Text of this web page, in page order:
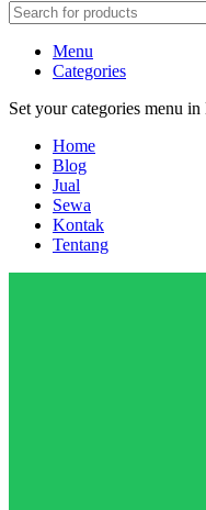
Menu
Categories
Set your categories menu
Home
Blog
Jual
Sewa
Kontak
Tentang